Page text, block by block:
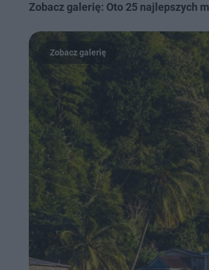
Zobacz galerię: Oto 25 najlepszych